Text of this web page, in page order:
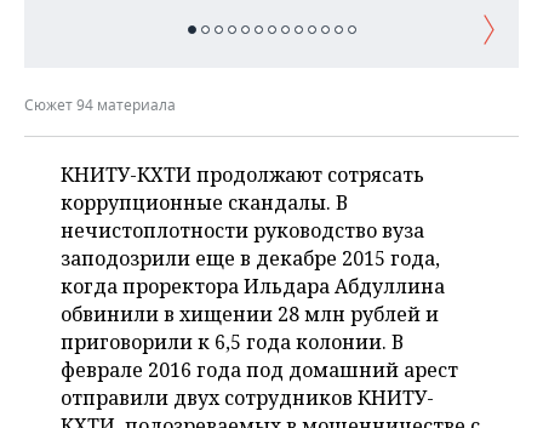
ОТКРЫТАЯ ЛЕКЦИЯ
КИБЕРСПОРТ
ФИГУРНОЕ КАТАНИЕ
ВОДНЫЕ ВИДЫ СПОРТА
ХОККЕЙ С МЯЧОМ
ИНФРАСТРУКТУРА
КУЛЬТУРА
ПРОИСШЕСТВИЯ
СПИСОК КОМПАНИЙ
Сюжет 94 материала
КНИТУ-КХТИ продолжают сотрясать
коррупционные скандалы. В
нечистоплотности руководство вуза
заподозрили еще в декабре 2015 года,
когда проректора Ильдара Абдуллина
обвинили в хищении 28 млн рублей и
приговорили к 6,5 года колонии. В
феврале 2016 года под домашний арест
отправили двух сотрудников КНИТУ-